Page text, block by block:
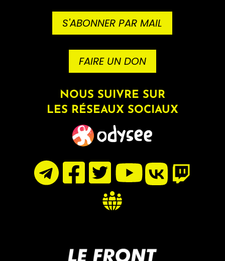
S'ABONNER PAR MAIL
FAIRE UN DON
NOUS SUIVRE SUR
LES RÉSEAUX SOCIAUX